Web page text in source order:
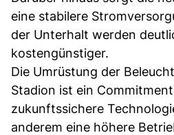
eine stabilere
der Unterhalt werden
kostengünstiger.
Die Umrüstung der
Stadion ist ein
zukunftssichere
anderem eine höhere